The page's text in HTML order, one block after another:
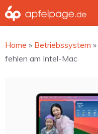
Zum
Inhalt
Home » Betriebssystem »
fehlen am Intel-Mac